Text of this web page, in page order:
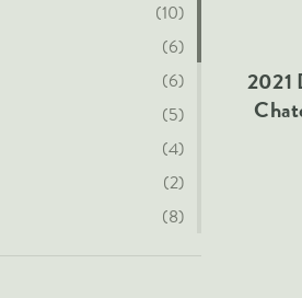
(10)
(6)
(6)
(5)
(4)
(2)
(8)
2021